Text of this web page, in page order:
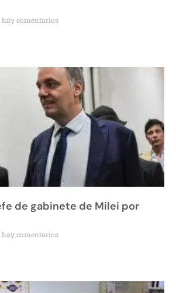
hay comentarios
de gabinete de Milei por
hay comentarios